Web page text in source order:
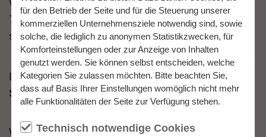
Waldparkweg 18
78112 St. Georgen
studium@welzer.com
Deine Bewerbung für denStandort Villingen-
Schwenningenrichtest Du bitte an:
Welzer & Partner mbB
für den Betrieb der Seite und für die Steuerung unserer
kommerziellen Unternehmensziele notwendig sind, sowie
solche, die lediglich zu anonymen Statistikzwecken, für
Komforteinstellungen oder zur Anzeige von Inhalten
genutzt werden. Sie können selbst entscheiden, welche
Kategorien Sie zulassen möchten. Bitte beachten Sie,
dass auf Basis Ihrer Einstellungen womöglich nicht mehr
alle Funktionalitäten der Seite zur Verfügung stehen.
Technisch notwendige Cookies